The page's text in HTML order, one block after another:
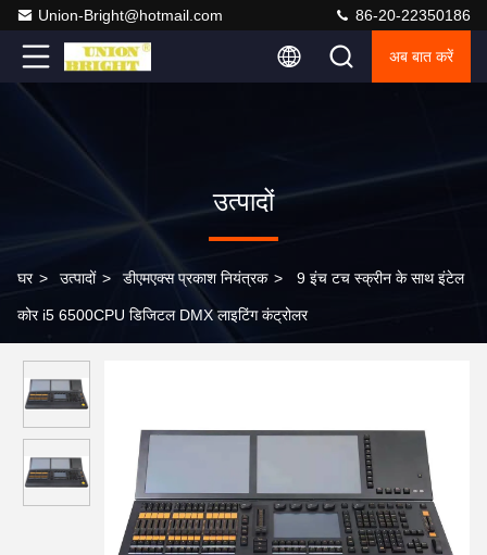
Union-Bright@hotmail.com 86-20-22350186
अब बात करें
उत्पादों
घर > उत्पादों > डीएमएक्स प्रकाश नियंत्रक > 9 इंच टच स्क्रीन के साथ इंटेल
कोर i5 6500CPU डिजिटल DMX लाइटिंग कंट्रोलर